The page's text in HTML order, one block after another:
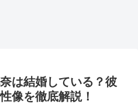
は結婚している？彼
像を徹底解説！